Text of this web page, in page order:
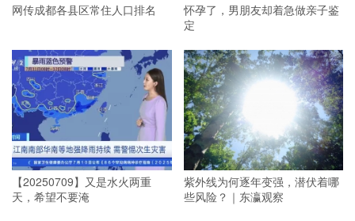
网传成都各县区常住人口排名
怀孕了，男朋友却着急做亲子鉴
定
【20250709】又是水火两重
天，希望不要淹
紫外线为何逐年变强，潜伏着哪
些风险？｜东瀛观察